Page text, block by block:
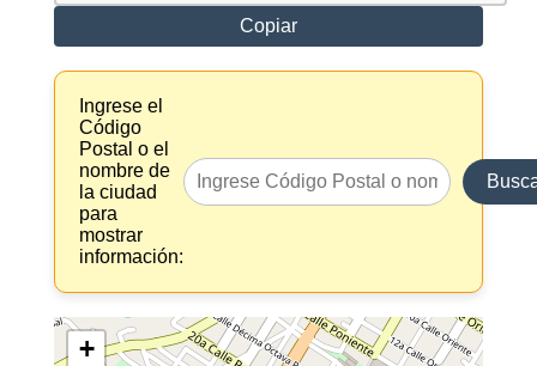
Copiar
Ingrese el
Código
Postal o el
nombre de
la ciudad
para
mostrar
información:
+